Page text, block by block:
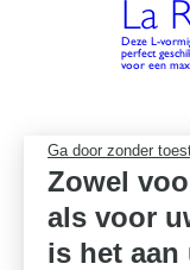
Ga door zonder
Zowel
als voor
is het aan
La
Deze L-
perfect
voor een